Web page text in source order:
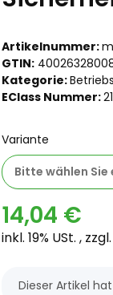
Artikelnummer:
GTIN:
Kategorie:
EClass Nummer:
Variante
Bitte wählen
14,04 €
inkl. 19% USt. , zzgl.
x
Dieser Artikel